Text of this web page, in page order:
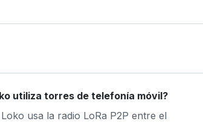
utiliza torres de telefonía móvil?
usa la radio LoRa P2P entre el